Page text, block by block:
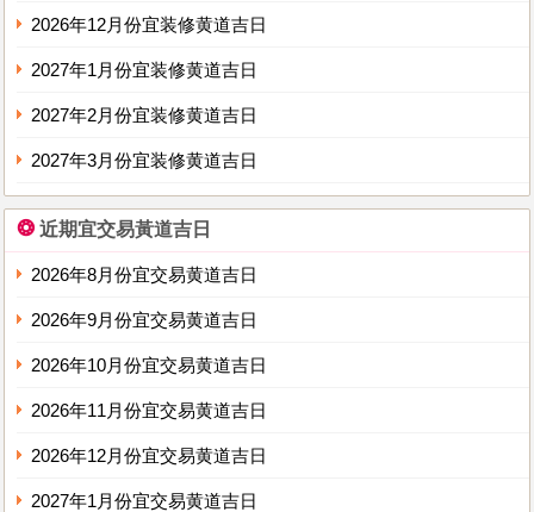
2026年12月份宜装修黄道吉日
2027年1月份宜装修黄道吉日
2027年2月份宜装修黄道吉日
2027年3月份宜装修黄道吉日
❂ 近期宜交易黃道吉日
2026年8月份宜交易黄道吉日
2026年9月份宜交易黄道吉日
2026年10月份宜交易黄道吉日
2026年11月份宜交易黄道吉日
2026年12月份宜交易黄道吉日
2027年1月份宜交易黄道吉日